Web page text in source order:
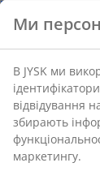
Тканина.
Артикул:
Ми
В JYSK ми
відвідування
збирають
маркетингу.